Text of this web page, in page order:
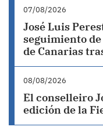
07/08/2026
José Luis
seguimiento
de Canarias
08/08/2026
El conselleiro
edición de la